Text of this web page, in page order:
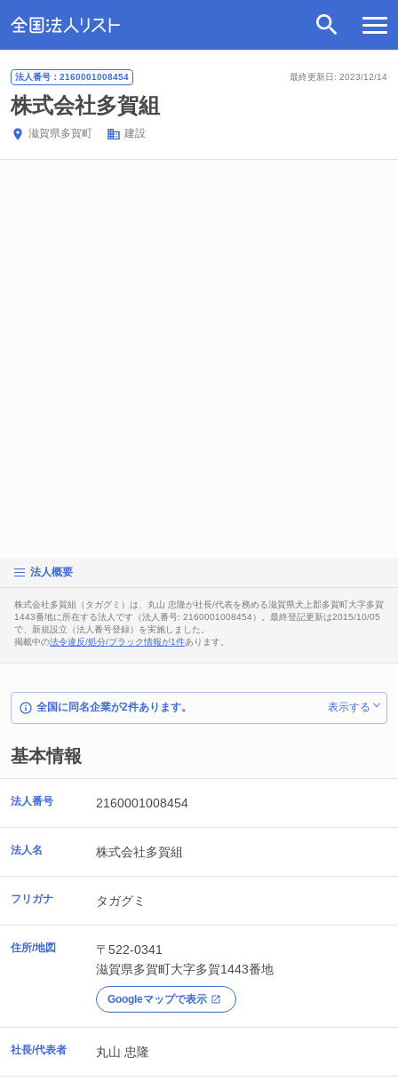
最終更新日: 2023/12/14
法人番号：2160001008454
株式会社多賀組
滋賀県多賀町 建設
法人概要
株式会社多賀組（タガグミ）は、丸山 忠隆が社長/代表を務める滋賀県犬上郡多賀町大字多賀
1443番地に所在する法人です（法人番号: 2160001008454）。最終登記更新は2015/10/05
で、新規設立（法人番号登録）を実施しました。
掲載中の法令違反/処分/ブラック情報が1件あります。
全国に同名企業が2件あります。 表示する
基本情報
法人番号 2160001008454
法人名 株式会社多賀組
フリガナ タガグミ
住所/地図
〒522-0341
滋賀県多賀町大字多賀1443番地
Googleマップで表示
社長/代表者 丸山 忠隆